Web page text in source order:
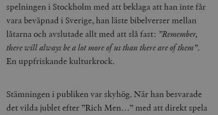
spelningen i Stockholm med att beklaga att han inte får
vara beväpnad i Sverige, han läste bibelverser mellan
låtarna och avslutade allt med att slå fast: ”Remember,
there will always be a lot more of us than there are of them”.
En uppfriskande kulturkrock.
Stämningen i publiken var skyhög. När han besvarade
det vilda jublet efter ”Rich Men…” med att direkt spela